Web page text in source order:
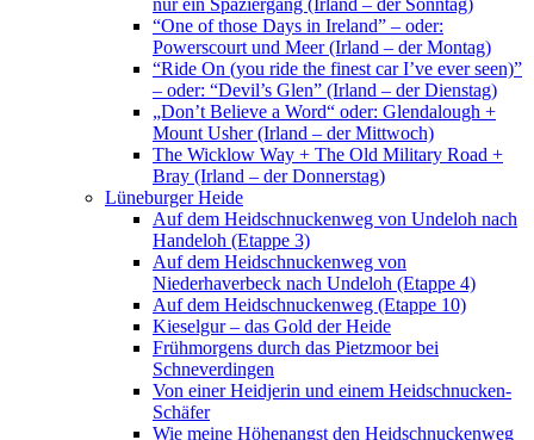
nur ein Spaziergang (Irland – der Sonntag)
“One of those Days in Ireland” – oder:
Powerscourt und Meer (Irland – der Montag)
“Ride On (you ride the finest car I’ve ever seen)”
– oder: “Devil’s Glen” (Irland – der Dienstag)
„Don’t Believe a Word“ oder: Glendalough +
Mount Usher (Irland – der Mittwoch)
The Wicklow Way + The Old Military Road +
Bray (Irland – der Donnerstag)
Lüneburger Heide
Auf dem Heidschnuckenweg von Undeloh nach
Handeloh (Etappe 3)
Auf dem Heidschnuckenweg von
Niederhaverbeck nach Undeloh (Etappe 4)
Auf dem Heidschnuckenweg (Etappe 10)
Kieselgur – das Gold der Heide
Frühmorgens durch das Pietzmoor bei
Schneverdingen
Von einer Heidjerin und einem Heidschnucken-
Schäfer
Wie meine Höhenangst den Heidschnuckenweg